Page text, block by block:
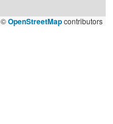
©OpenStreetMapcontributors